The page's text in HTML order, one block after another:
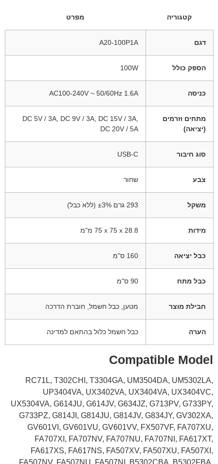
קטגוריה מפרט
דגם A20-100P1A
הספק כולל ‎100W
כניסה AC100-240V ~ 50/60Hz 1.6A
מתחים וזרמים
(יציאה)
DC 5V / 3A, DC 9V / 3A, DC 15V / 3A,
DC 20V / 5A
סוג חיבור USB-C
צבע שחור
משקל ‎293 גרם ±3% (ללא כבל)
מידות ‎75 x 75 x 28.8 מ"מ
כבל יציאה ‎160 ס"מ
כבל מתח ‎90 ס"מ
חבילת מוצר מטען, כבל חשמל, חוברת הדרכה
הערה כבל חשמל כלול בהתאם למדינה
Compatible Model
RC71L, T302CHI, T3304GA, UM3504DA, UM5302LA,
UP3404VA, UX3402VA, UX3404VA, UX3404VC,
UX5304VA, G614JU, G614JV, G634JZ, G713PV, G733PY,
G733PZ, G814JI, G814JU, G814JV, G834JY, GV302XA,
GV601VI, GV601VU, GV601VV, FX507VF, FA707XU,
FA707XI, FA707NV, FA707NU, FA707NI, FA617XT,
FA617XS, FA617NS, FA507XV, FA507XU, FA507XI,